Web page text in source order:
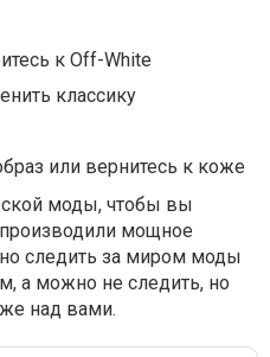
к Off-White
классику
или вернитесь к коже
моды, чтобы вы
производили мощное
следить за миром моды
а можно не следить, но
над вами.